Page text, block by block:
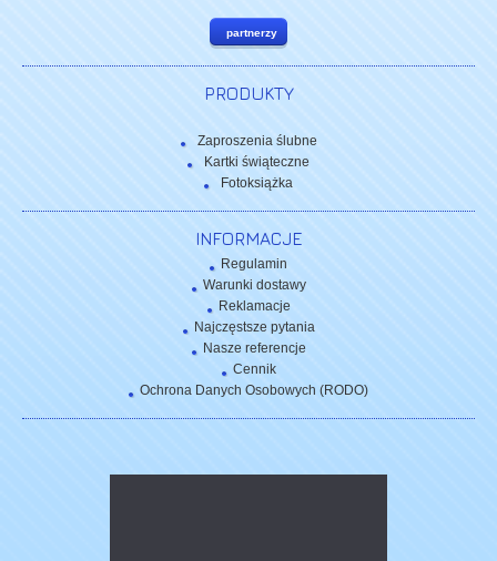
partnerzy
PRODUKTY
Zaproszenia ślubne
Kartki świąteczne
Fotoksiążka
INFORMACJE
Regulamin
Warunki dostawy
Reklamacje
Najczęstsze pytania
Nasze referencje
Cennik
Ochrona Danych Osobowych (RODO)